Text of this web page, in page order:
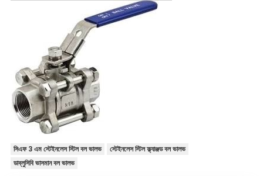
সিএফ 3 এম স্টেইনলেস স্টিল বল ভালভ
স্টেইনলেস স্টিল ফ্ল্যাঞ্জড বল ভালভ
ডাব্লুসিবি ভাসমান বল ভালভ